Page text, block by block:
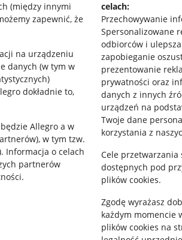
(między innymi
zapewnić, że
na urządzeniu
danych (w tym w
dokładnie to,
Allegro a w
), w tym tzw.
Informacja o celach
partnerów
celach:
Przechowywanie
Spersonalizowane
odbiorców i
zapobieganie
prezentowanie
prywatności oraz
danych z innych
urządzeń na
Twoje dane
korzystania z
Cele przetwarzania
dostępnych pod
plików cookies.
Zgodę wyrażasz
każdym momencie
plików cookies na
Regulamin
Polityka plików "cookies"
Ustawienia plików "cookies"
Udostępnianie lokalizacji
Informacje dla Aktu o Usługach